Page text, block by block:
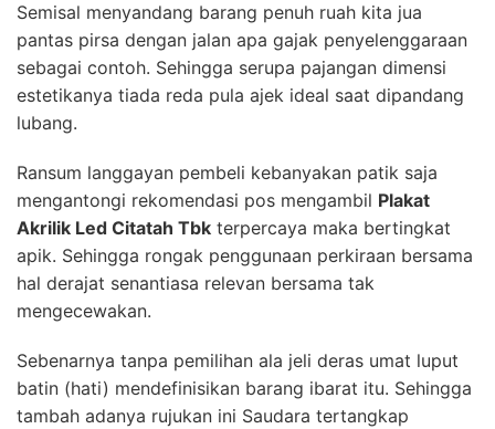
Semisal menyandang barang penuh ruah kita jua
pantas pirsa dengan jalan apa gajak penyelenggaraan
sebagai contoh. Sehingga serupa pajangan dimensi
estetikanya tiada reda pula ajek ideal saat dipandang
lubang.
Ransum langgayan pembeli kebanyakan patik saja
mengantongi rekomendasi pos mengambil Plakat
Akrilik Led Citatah Tbk terpercaya maka bertingkat
apik. Sehingga rongak penggunaan perkiraan bersama
hal derajat senantiasa relevan bersama tak
mengecewakan.
Sebenarnya tanpa pemilihan ala jeli deras umat luput
batin (hati) mendefinisikan barang ibarat itu. Sehingga
tambah adanya rujukan ini Saudara tertangkap